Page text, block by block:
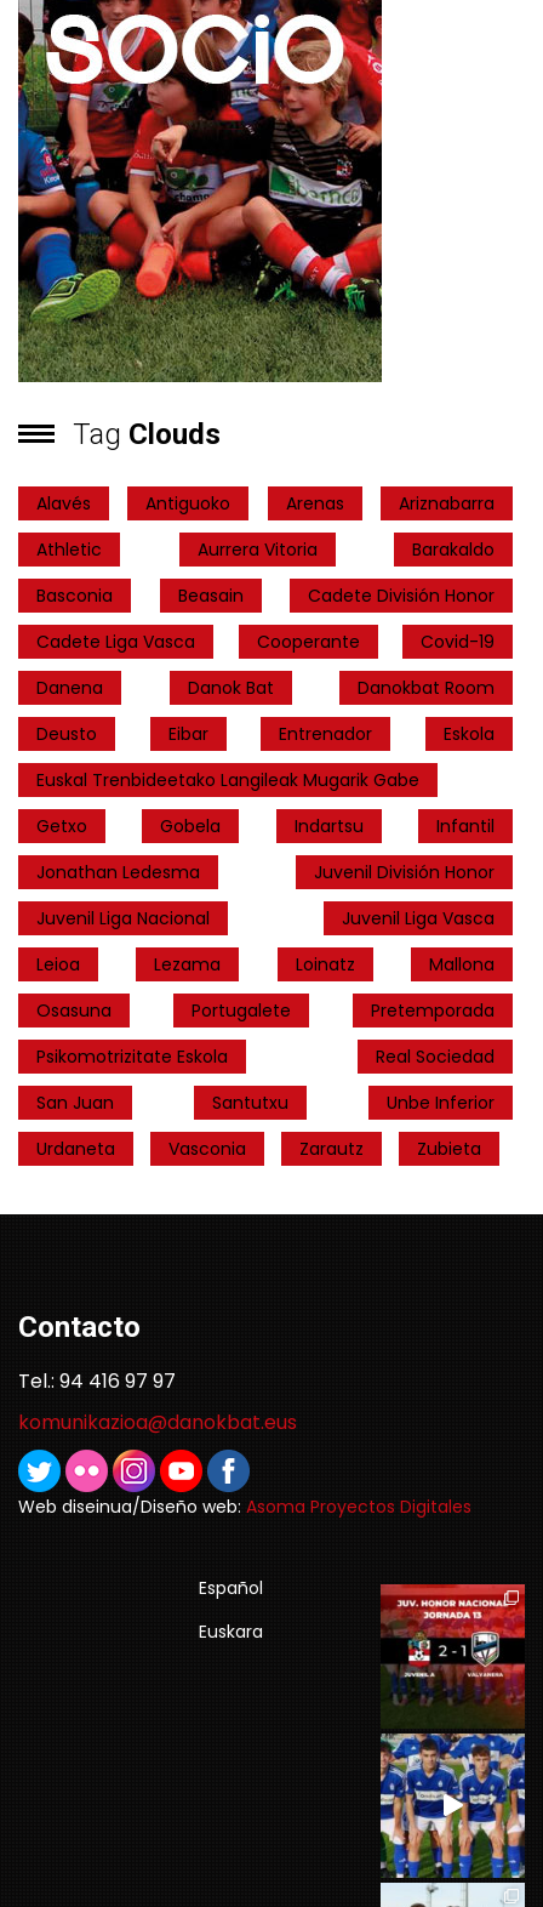
Tag Clouds
Alavés Antiguoko Arenas
Ariznabarra
Athletic
Aurrera Vitoria
Barakaldo
Basconia
Beasain
Cadete División Honor
Cadete Liga Vasca
Cooperante
Covid-19
Danena
Danok Bat
Danokbat Room
Deusto
Eibar Entrenador
Eskola
Euskal Trenbideetako Langileak Mugarik Gabe
Getxo
Gobela Indartsu
Infantil
Jonathan Ledesma
Juvenil División Honor
Juvenil Liga Nacional
Juvenil Liga Vasca
Leioa
Lezama Loinatz
Mallona
Osasuna
Portugalete
Pretemporada
Psikomotrizitate Eskola
Real Sociedad
San Juan
Santutxu
Unbe Inferior
Urdaneta
Vasconia Zarautz Zubieta
Contacto
Tel.: 94 416 97 97
komunikazioa@danokbat.eus
Web diseinua/Diseño web: Asoma Proyectos Digitales
Español
Euskara